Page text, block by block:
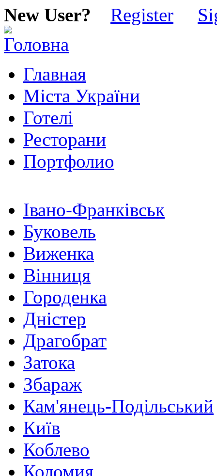
New User? Register
Главная
Міста України
Готелі
Ресторани
Портфолио
Івано-Франківськ
Буковель
Виженка
Вінниця
Городенка
Дністер
Драгобрат
Затока
Збараж
Кам'янець-Подільський
Київ
Коблево
Коломия